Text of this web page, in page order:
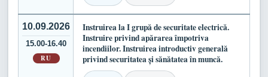
10.09.2026
15.00-16.40
RU
Instruirea la I grupă de securitate electrică.
Instruire privind apărarea împotriva
incendiilor. Instruirea introductiv generală
privind securitatea și sănătatea în muncă.